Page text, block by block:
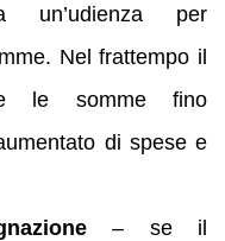
per
Nel frattempo il
le somme fino
di spese e
– se il